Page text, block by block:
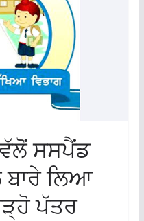
ਸਸਪੈਂਡ
ਬਾਰੇ ਲਿਆ
ਪੱਤਰ